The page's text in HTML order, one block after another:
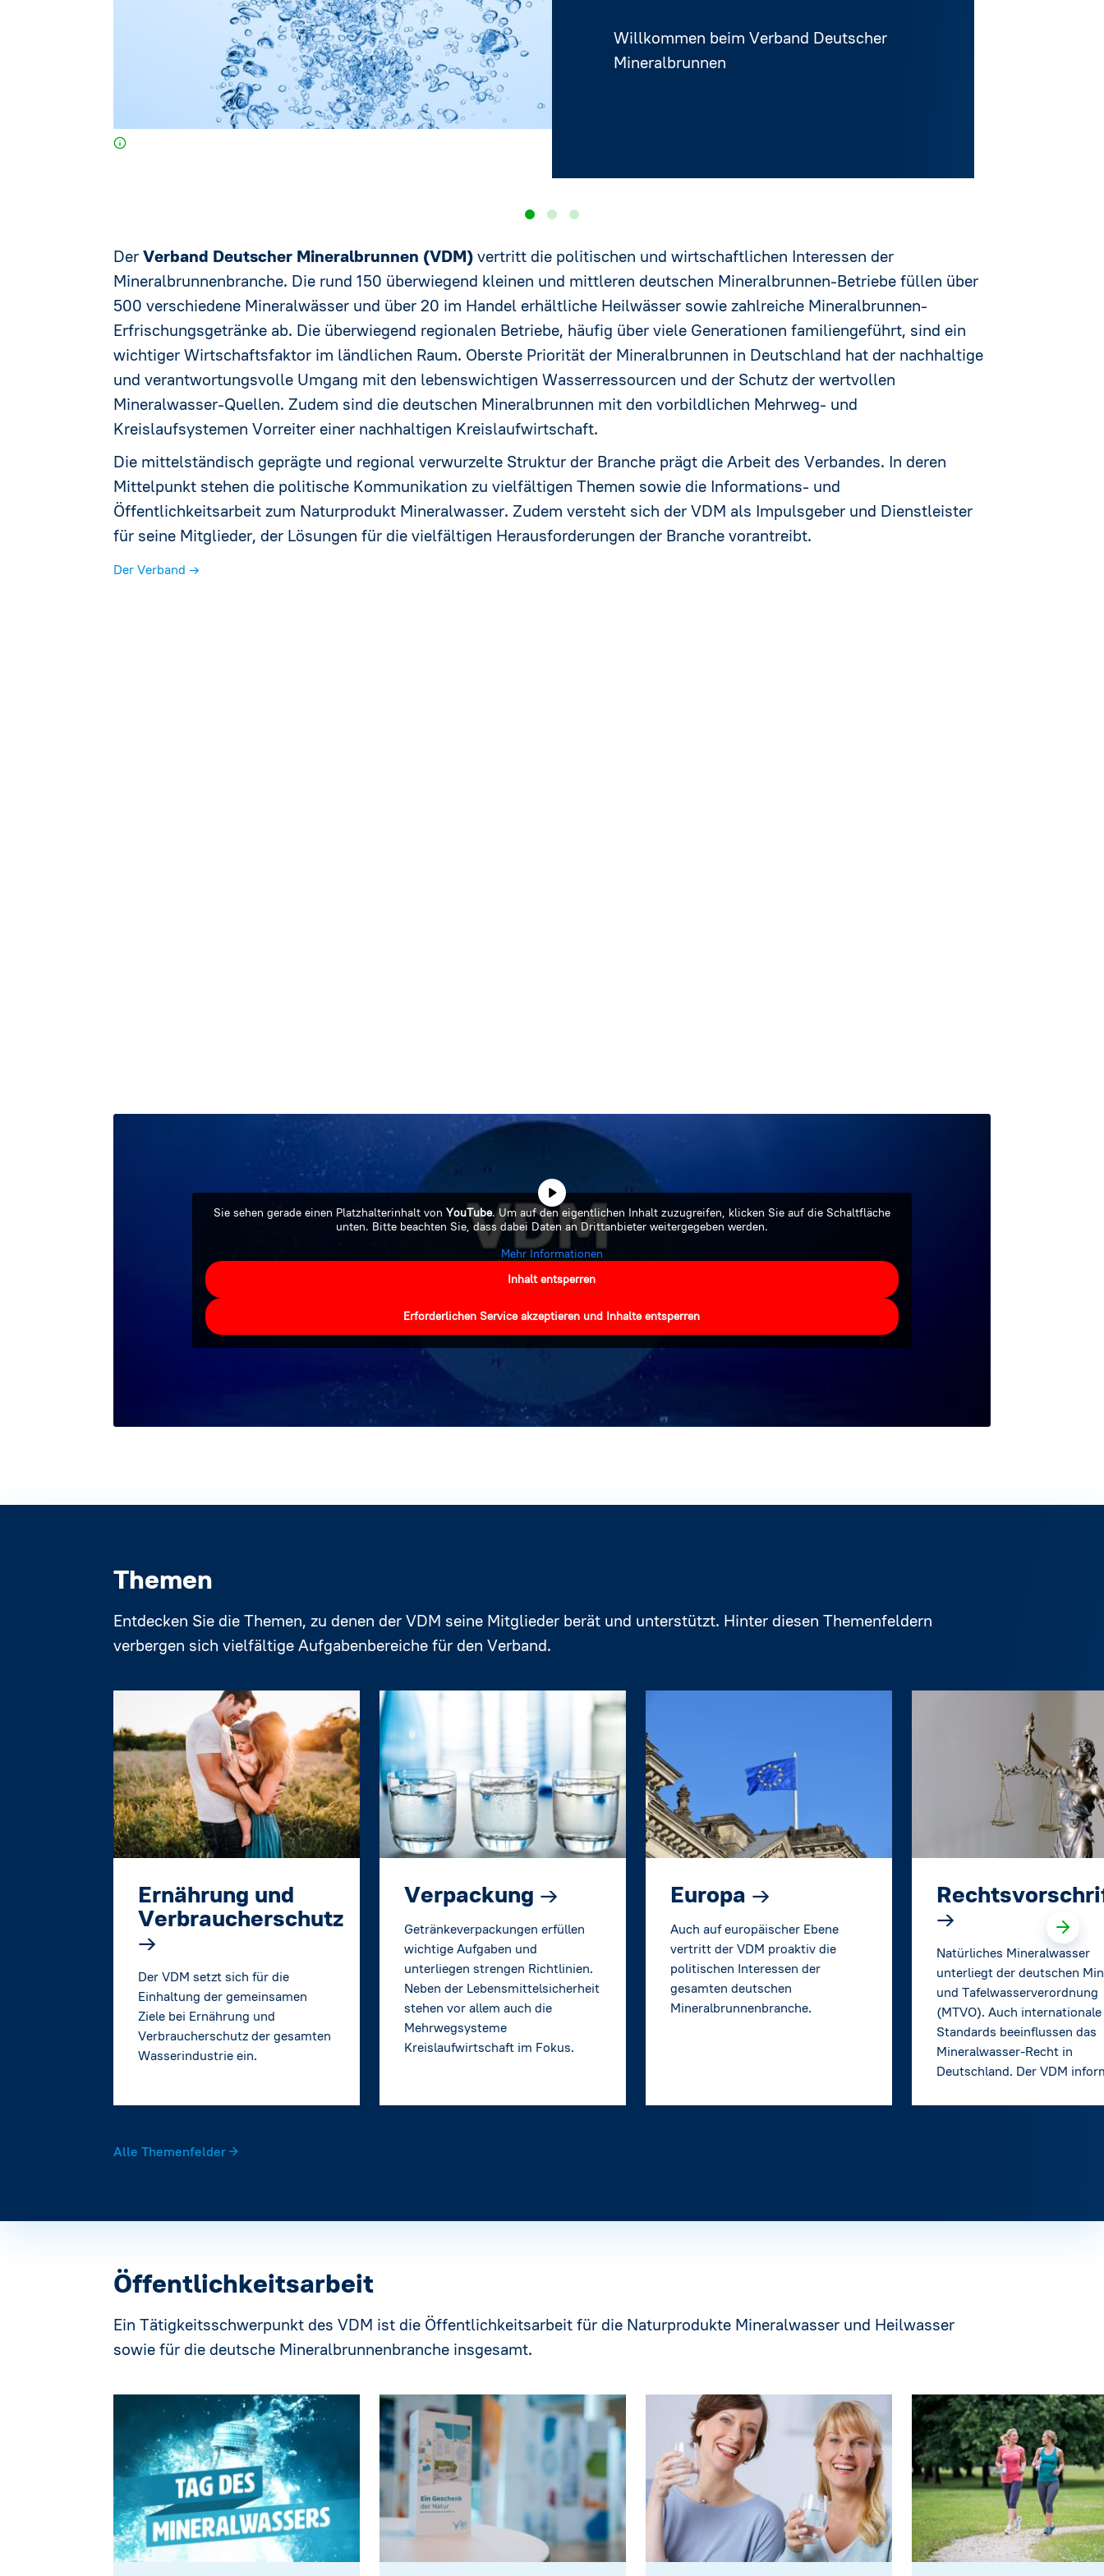
Satzung
Netzwerk
Stellenausschreibungen
Rechtsvorschriften
Heilwasser
Willkommen beim Verband Deutscher
Mineralbrunnen
Der Verband Deutscher Mineralbrunnen (VDM)vertritt die politischen und wirtschaftlichen Interessen der
Mineralbrunnenbranche. Die rund 150 überwiegend kleinen und mittleren deutschen Mineralbrunnen-Betriebe füllen über
500 verschiedene Mineralwässer und über 20 im Handel erhältliche Heilwässer sowie zahlreiche Mineralbrunnen-
Erfrischungsgetränke ab. Die überwiegend regionalen Betriebe, häufig über viele Generationen familiengeführt, sind ein
wichtiger Wirtschaftsfaktor im ländlichen Raum. Oberste Priorität der Mineralbrunnen in Deutschland hat der nachhaltige
und verantwortungsvolle Umgang mit den lebenswichtigen Wasserressourcen und der Schutz der wertvollen
Mineralwasser-Quellen. Zudem sind die deutschen Mineralbrunnen mit den vorbildlichen Mehrweg- und
Kreislaufsystemen Vorreiter einer nachhaltigen Kreislaufwirtschaft.
Die mittelständisch geprägte und regional verwurzelte Struktur der Branche prägt die Arbeit des Verbandes. In deren
Mittelpunkt stehen die politische Kommunikation zu vielfältigen Themen sowie die Informations- und
Öffentlichkeitsarbeit zum Naturprodukt Mineralwasser. Zudem versteht sich der VDM als Impulsgeber und Dienstleister
für seine Mitglieder, der Lösungen für die vielfältigen Herausforderungen der Branche vorantreibt.
Der Verband →
Sie sehen gerade einen Platzhalterinhalt von YouTube. Um auf den eigentlichen Inhalt zuzugreifen, klicken Sie auf die Schaltfläche
unten. Bitte beachten Sie, dass dabei Daten an Drittanbieter weitergegeben werden.
Mehr Informationen
Inhalt entsperren
Erforderlichen Service akzeptieren und Inhalte entsperren
Themen
Entdecken Sie die Themen, zu denen der VDM seine Mitglieder berät und unterstützt. Hinter diesen Themenfeldern
verbergen sich vielfältige Aufgabenbereiche für den Verband.
Ernährung und
Verbraucherschutz
→
Der VDM setzt sich für die
Einhaltung der gemeinsamen
Ziele bei Ernährung und
Verbraucherschutz der gesamten
Wasserindustrie ein.
Verpackung →
Getränkeverpackungen erfüllen
wichtige Aufgaben und
unterliegen strengen Richtlinien.
Neben der Lebensmittelsicherheit
stehen vor allem auch die
Mehrwegsysteme
Kreislaufwirtschaft im Fokus.
Europa →
Auch auf europäischer Ebene
vertritt der VDM proaktiv die
politischen Interessen der
gesamten deutschen
Mineralbrunnenbranche.
→
Natürliches Mineralwasser
unterliegt der deutschen
und Tafelwasserverordnung
(MTVO). Auch internationale
Standards beeinflussen das
Mineralwasser-Recht in
Deutschland. Der VDM
Alle Themenfelder
Öffentlichkeitsarbeit
Ein Tätigkeitsschwerpunkt des VDM ist die Öffentlichkeitsarbeit für die Naturprodukte Mineralwasser und Heilwasser
sowie für die deutsche Mineralbrunnenbranche insgesamt.